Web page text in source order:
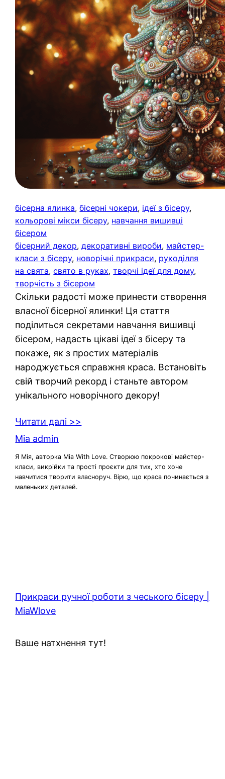
бісерна ялинка, бісерні чокери, ідеї з бісеру
кольорові мікси бісеру, навчання вишивці
бісером
бісерний декор, декоративні вироби, майстер-
класи з бісеру, новорічні прикраси, рукоділля
на свята, свято в руках, творчі ідеї для дому
творчість з бісером
Скільки радості може принести створення
власної бісерної ялинки! Ця стаття
поділиться секретами навчання вишивці
бісером, надасть цікаві ідеї з бісеру та
покаже, як з простих матеріалів
народжується справжня краса. Встановіть
свій творчий рекорд і станьте автором
унікального новорічного декору!
Читати далі >>
Mia admin
Я Мія, авторка Mia With Love. Створюю покрокові майстер-
класи, викрійки та прості проєкти для тих, хто хоче
навчитися творити власноруч. Вірю, що краса починається з
маленьких деталей.
Прикраси ручної роботи з чеського бісеру |
MiaWlove
Ваше натхнення тут!